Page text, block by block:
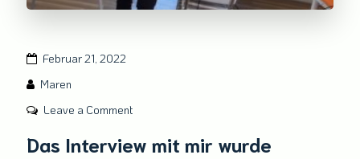
Februar 21, 2022
Maren
Leave a Commenton
Interview
Das Interview mit mir wurde